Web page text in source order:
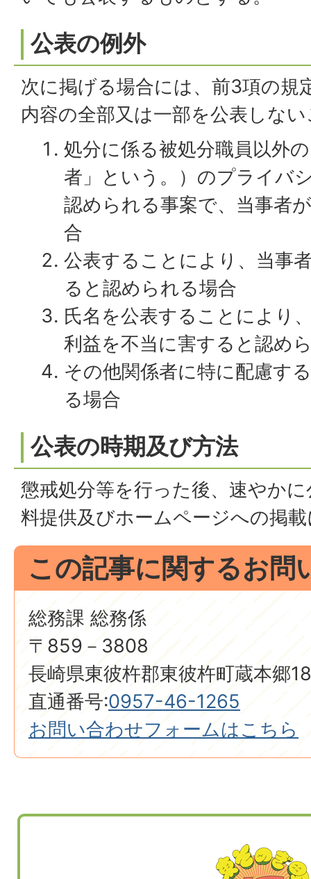
公表の例外
次に掲げる場合には、前3項の規
内容の全部又は一部を公表しな
処分に係る被処分職員以外
者」という。）のプライバ
認められる事案で、当事者
合
公表することにより、当事
ると認められる場合
氏名を公表することにより
利益を不当に害すると認め
その他関係者に特に配慮す
る場合
公表の時期及び方法
懲戒処分等を行った後、速やか
料提供及びホームページへの掲
この記事に関するお問
総務課 総務係
〒859－3808
長崎県東彼杵郡東彼杵町蔵本郷
直通番号:0957-46-1265
お問い合わせフォームはこちら